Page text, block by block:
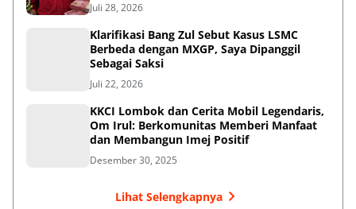
Juli 28, 2026
Klarifikasi Bang Zul Sebut Kasus LSMC
Berbeda dengan MXGP, Saya Dipanggil
Sebagai Saksi
Juli 22, 2026
KKCI Lombok dan Cerita Mobil Legendaris,
Om Irul: Berkomunitas Memberi Manfaat
dan Membangun Imej Positif
Desember 30, 2025
Lihat Selengkapnya